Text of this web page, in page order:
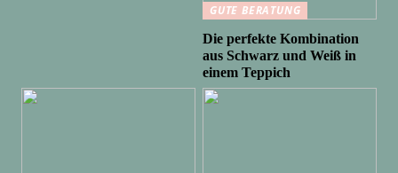
GUTE BERATUNG
Die perfekte Kombination
aus Schwarz und Weiß in
einem Teppich